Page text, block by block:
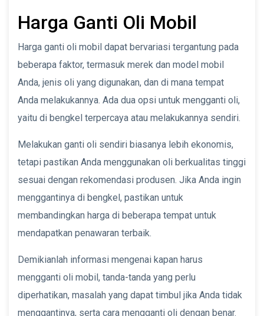
Harga Ganti Oli Mobil
Harga ganti oli mobil dapat bervariasi tergantung pada
beberapa faktor, termasuk merek dan model mobil
Anda, jenis oli yang digunakan, dan di mana tempat
Anda melakukannya. Ada dua opsi untuk mengganti oli,
yaitu di bengkel terpercaya atau melakukannya sendiri.
Melakukan ganti oli sendiri biasanya lebih ekonomis,
tetapi pastikan Anda menggunakan oli berkualitas tinggi
sesuai dengan rekomendasi produsen. Jika Anda ingin
menggantinya di bengkel, pastikan untuk
membandingkan harga di beberapa tempat untuk
mendapatkan penawaran terbaik.
Demikianlah informasi mengenai kapan harus
mengganti oli mobil, tanda-tanda yang perlu
diperhatikan, masalah yang dapat timbul jika Anda tidak
menggantinya, serta cara mengganti oli dengan benar.